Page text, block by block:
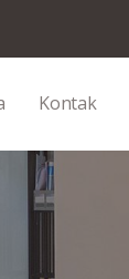
Kontak